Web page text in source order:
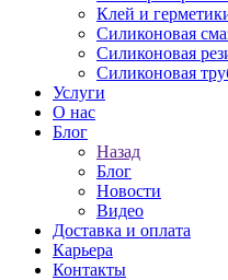
Клей и
Силиконовая
Силиконовая
Силиконовая
Услуги
О нас
Блог
Назад
Блог
Новости
Видео
Доставка и оплата
Карьера
Контакты